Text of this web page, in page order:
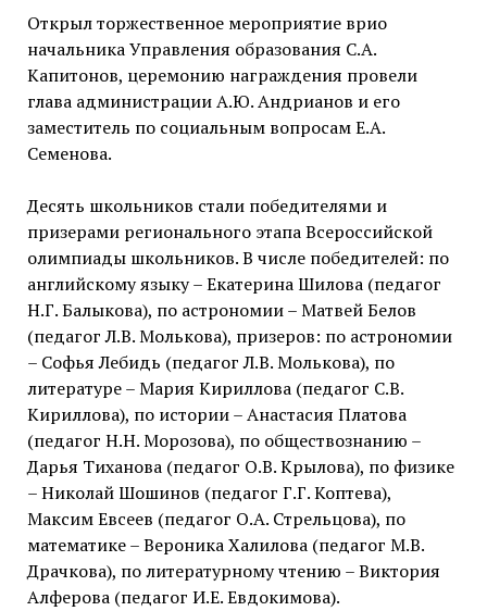
Открыл торжественное мероприятие врио
начальника Управления образования С.А.
Капитонов, церемонию награждения провели
глава администрации А.Ю. Андрианов и его
заместитель по социальным вопросам Е.А.
Семенова.
Десять школьников стали победителями и
призерами регионального этапа Всероссийской
олимпиады школьников. В числе победителей: по
английскому языку – Екатерина Шилова (педагог
Н.Г. Балыкова), по астрономии – Матвей Белов
(педагог Л.В. Молькова), призеров: по астрономии
– Софья Лебидь (педагог Л.В. Молькова), по
литературе – Мария Кириллова (педагог С.В.
Кириллова), по истории – Анастасия Платова
(педагог Н.Н. Морозова), по обществознанию –
Дарья Тиханова (педагог О.В. Крылова), по физике
– Николай Шошинов (педагог Г.Г. Коптева),
Максим Евсеев (педагог О.А. Стрельцова), по
математике – Вероника Халилова (педагог М.В.
Драчкова), по литературному чтению – Виктория
Алферова (педагог И.Е. Евдокимова).